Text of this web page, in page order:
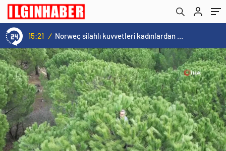
15:21 / Norweç silahlı kuvvetleri kadınlardan oluşan özel kuvvetler eğitimlerini başlattı.
gülüyor